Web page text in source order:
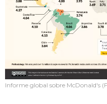
Informe global sobre McDonald's